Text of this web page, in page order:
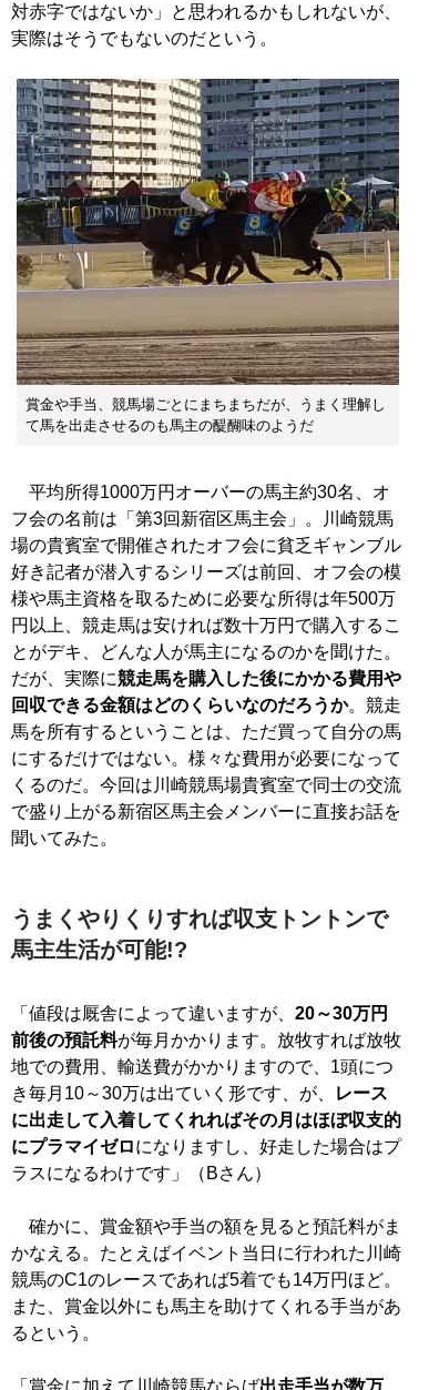
対赤字ではないか」と思われるかもしれないが、
実際はそうでもないのだという。
賞金や手当、競馬場ごとにまちまちだが、うまく理解し
て馬を出走させるのも馬主の醍醐味のようだ
平均所得1000万円オーバーの馬主約30名、オ
フ会の名前は「第3回新宿区馬主会」。川崎競馬
場の貴賓室で開催されたオフ会に貧乏ギャンブル
好き記者が潜入するシリーズは前回、オフ会の模
様や馬主資格を取るために必要な所得は年500万
円以上、競走馬は安ければ数十万円で購入するこ
とがデキ、どんな人が馬主になるのかを聞けた。
だが、実際に競走馬を購入した後にかかる費用や
回収できる金額はどのくらいなのだろうか。競走
馬を所有するということは、ただ買って自分の馬
にするだけではない。様々な費用が必要になって
くるのだ。今回は川崎競馬場貴賓室で同士の交流
で盛り上がる新宿区馬主会メンバーに直接お話を
聞いてみた。
うまくやりくりすれば収支トントンで
馬主生活が可能!?
「値段は厩舎によって違いますが、 20～30万円
前後の預託料が毎月かかります。放牧すれば放牧
地での費用、輸送費がかかりますので、1頭につ
き毎月10～30万は出ていく形です、が、
レース
に出走して入着してくれればその月はほぼ収支的
にプラマイゼロになりますし、好走した場合はプ
ラスになるわけです」（Bさん）
確かに、賞金額や手当の額を見ると預託料がま
かなえる。たとえばイベント当日に行われた川崎
競馬のC1のレースであれば5着でも14万円ほど。
また、賞金以外にも馬主を助けてくれる手当があ
るという。
「賞金に加えて川崎競馬ならば出走手当が数万